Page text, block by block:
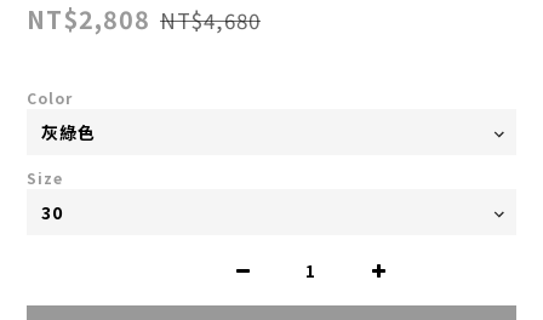
NT$2,808 NT$4,680
Color
Size